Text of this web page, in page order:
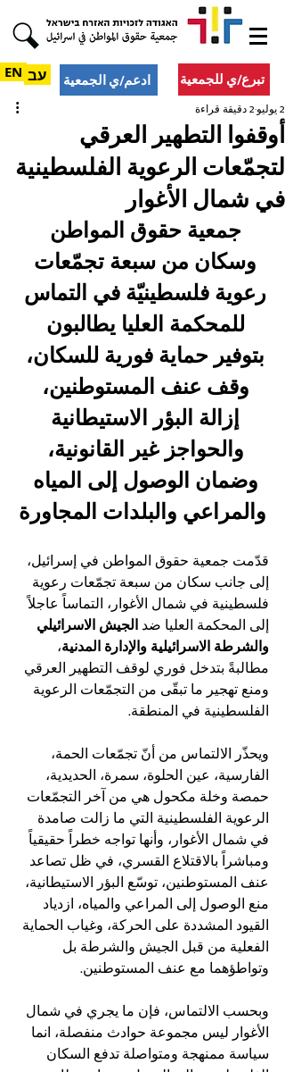
עב ادعم/ي الجمعية EN تبرع/ي للجمعية
أوقفوا التطهير العرقي
لتجمّعات الرعوية الفلسطينية
في شمال الأغوار
2 يوليو 2 دقيقة قراءة
جمعية حقوق المواطن
وسكان من سبعة تجمّعات
رعوية فلسطينيّة في التماس
للمحكمة العليا يطالبون
بتوفير حماية فورية للسكان،
وقف عنف المستوطنين،
إزالة البؤر الاستيطانية
والحواجز غير القانونية،
وضمان الوصول إلى المياه
والمراعي والبلدات المجاورة
قدّمت جمعية حقوق المواطن في إسرائيل،
إلى جانب سكان من سبعة تجمّعات رعوية
فلسطينية في شمال الأغوار، التماساً عاجلاً
إلى المحكمة العليا ضد
الجيش الاسرائيلي
والشرطة الاسرائيلية والإدارة المدنية،
مطالبةً بتدخل فوري لوقف التطهير العرقي
ومنع تهجير ما تبقّى من التجمّعات الرعوية
الفلسطينية في المنطقة.
ويحذّر الالتماس من أنّ تجمّعات الحمة،
الفارسية، عين الحلوة، سمرة، الحديدية،
حمصة وخلة مكحول هي من آخر التجمّعات
الرعوية الفلسطينية التي ما زالت صامدة
في شمال الأغوار، وأنها تواجه خطراً حقيقياً
ومباشراً بالاقتلاع القسري، في ظل تصاعد
عنف المستوطنين، توسّع البؤر الاستيطانية،
منع الوصول إلى المراعي والمياه، ازدياد
القيود المشددة على الحركة، وغياب الحماية
الفعلية من قبل الجيش والشرطة بل
وتواطؤهما مع عنف المستوطنين.
وبحسب الالتماس، فإن ما يجري في شمال
الأغوار ليس مجموعة حوادث منفصلة، انما
سياسة ممنهجة ومتواصلة تدفع السكان